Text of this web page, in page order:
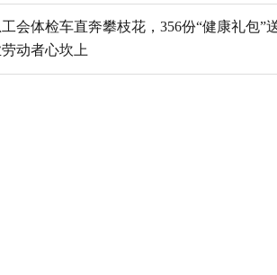
会体检车直奔攀枝花，356份“健康礼包”
动者心坎上